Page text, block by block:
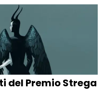
del Premio Strega